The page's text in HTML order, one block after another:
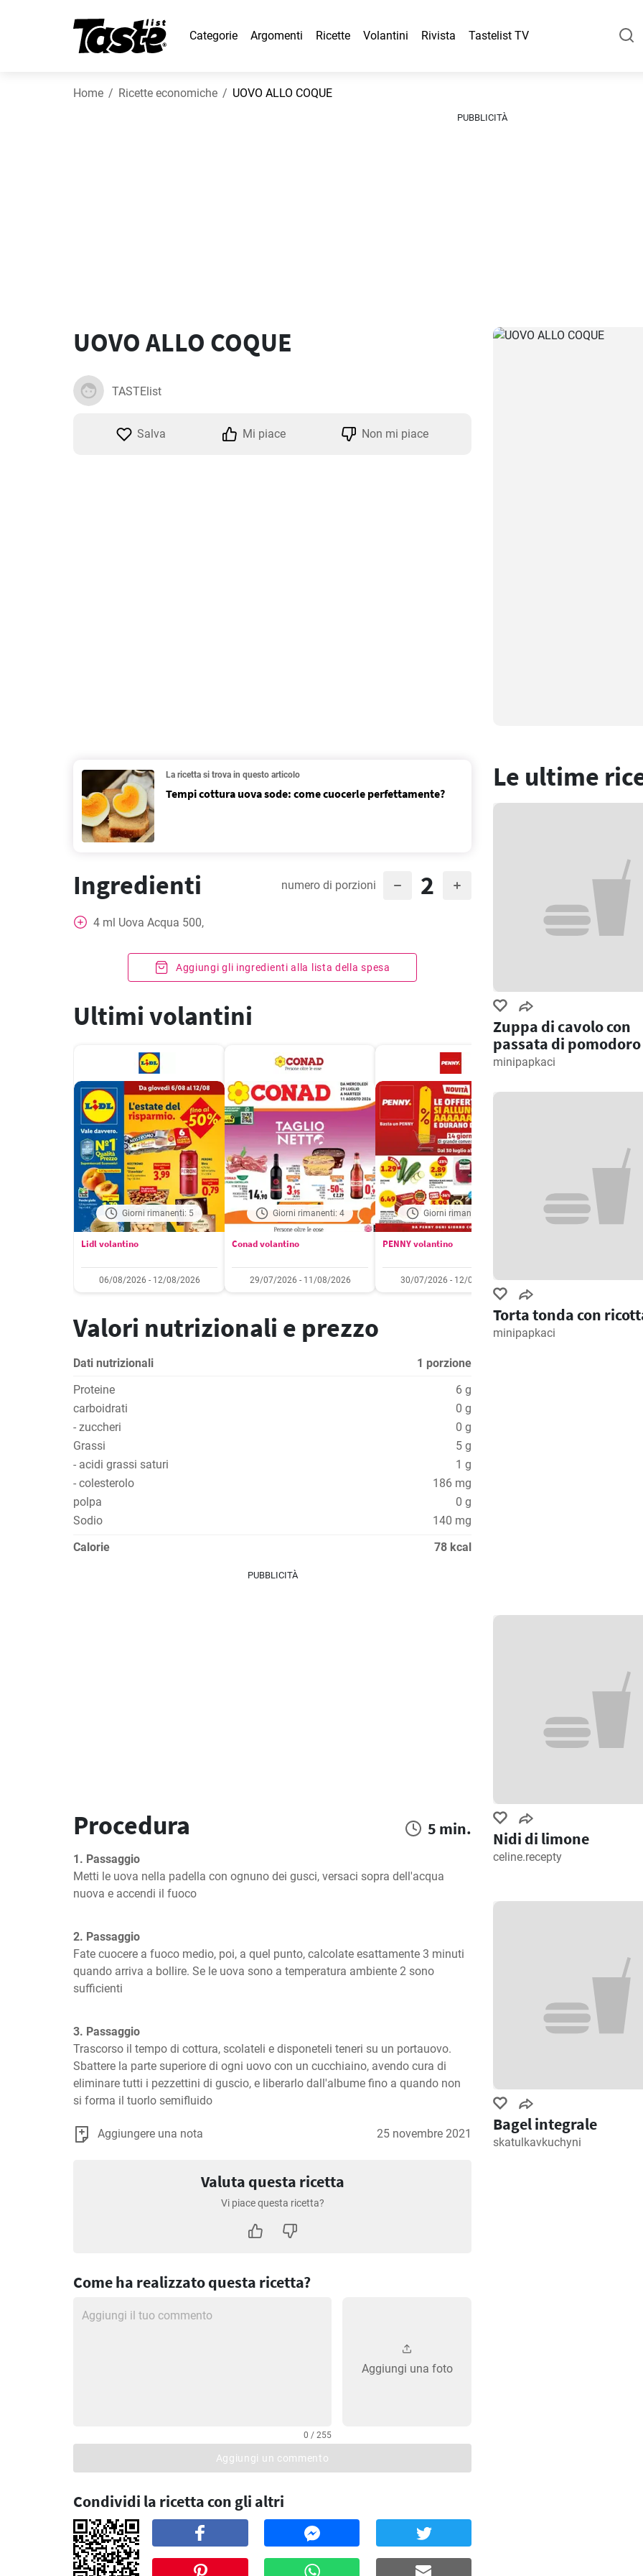
Categorie Argomenti Ricette Volantini Rivista Tastelist TV
Home Ricette economiche UOVO ALLO COQUE
PUBBLICITÀ
UOVO ALLO COQUE
TASTElist
Salva Mi piace Non mi piace
La ricetta si trova in questo articolo
Tempi cottura uova sode: come cuocerle perfettamente?
Ingredienti numero di porzioni 2
4 ml Uova Acqua 500,
Aggiungi gli ingredienti alla lista della spesa
Ultimi volantini
Giorni rimanenti: 5
Lidl volantino
06/08/2026 - 12/08/2026
Giorni rimanenti: 4
Conad volantino
29/07/2026 - 11/08/2026
Giorni rimanenti: 5
PENNY volantino
30/07/2026 - 12/08/2026
Giorni rimanenti:
03/08/2026 - 09/08/
Valori nutrizionali e prezzo
Dati nutrizionali
1 porzione
Proteine
6 g
carboidrati
0 g
- zuccheri
0 g
Grassi
5 g
- acidi grassi saturi
1 g
- colesterolo
186 mg
polpa
0 g
Sodio
140 mg
Calorie
78 kcal
PUBBLICITÀ
Procedura 5 min.
1. Passaggio
Metti le uova nella padella con ognuno dei gusci, versaci sopra dell'acqua
nuova e accendi il fuoco
2. Passaggio
Fate cuocere a fuoco medio, poi, a quel punto, calcolate esattamente 3 minuti
quando arriva a bollire. Se le uova sono a temperatura ambiente 2 sono
sufficienti
3. Passaggio
Trascorso il tempo di cottura, scolateli e disponeteli teneri su un portauovo.
Sbattere la parte superiore di ogni uovo con un cucchiaino, avendo cura di
eliminare tutti i pezzettini di guscio, e liberarlo dall'albume fino a quando non
si forma il tuorlo semifluido
Aggiungere una nota 25 novembre 2021
Valuta questa ricetta
Vi piace questa ricetta?
Come ha realizzato questa ricetta?
0 / 255
Aggiungi una foto
Aggiungi un commento
Condividi la ricetta con gli altri
Le ultime
Zuppa di cavolo con
passata di pomodoro
minipapkaci
Torta tonda con
minipapkaci
Nidi di limone
celine.recepty
Bagel integrale
skatulkavkuchyni